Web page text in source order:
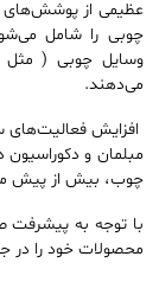
عظیمی از پوشش‌های
چوبی را شامل
وسایل چوبی ( مثل
می‌دهند.
افزایش فعالیت‌های
مبلمان و
چوب، بیش از پیش
با توجه به پیشرفت
محصولات خود را در